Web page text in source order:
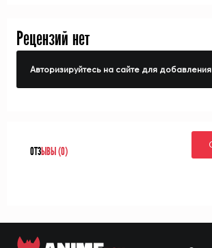
Рецензий нет
Авторизируйтесь на сайте для
ОТЗЫВЫ (0)